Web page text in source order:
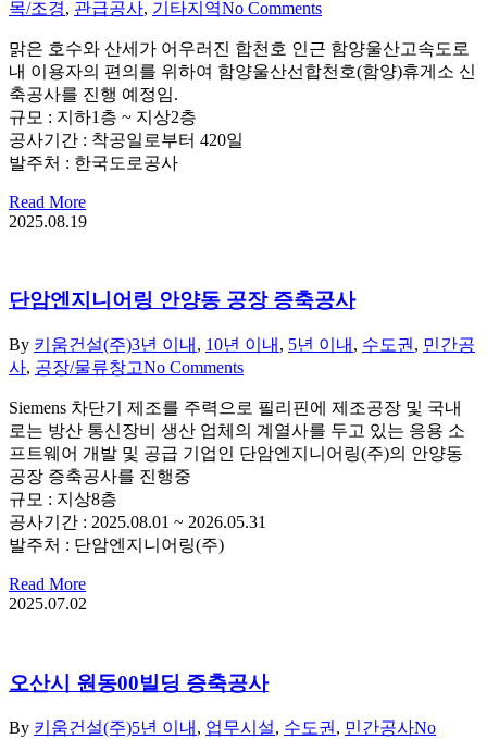
목/조경, 관급공사, 기타지역No Comments
맑은 호수와 산세가 어우러진 합천호 인근 함양울산고속도로
내 이용자의 편의를 위하여 함양울산선합천호(함양)휴게소 신
축공사를 진행 예정임.
규모 : 지하1층 ~ 지상2층
공사기간 : 착공일로부터 420일
발주처 : 한국도로공사
Read More
2025.08.19
단암엔지니어링 안양동 공장 증축공사
By 키움건설(주)3년 이내 , 10년 이내 , 5년 이내 , 수도권 , 민간공
사, 공장/물류창고No Comments
Siemens 차단기 제조를 주력으로 필리핀에 제조공장 및 국내
로는 방산 통신장비 생산 업체의 계열사를 두고 있는 응용 소
프트웨어 개발 및 공급 기업인 단암엔지니어링(주)의 안양동
공장 증축공사를 진행중
규모 : 지상8층
공사기간 : 2025.08.01 ~ 2026.05.31
발주처 : 단암엔지니어링(주)
Read More
2025.07.02
오산시 원동00빌딩 증축공사
By 키움건설(주)5년 이내 , 업무시설, 수도권 , 민간공사No